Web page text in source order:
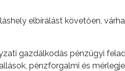
elbírálást követően,
gazdálkodás pénzügyi
pénzforgalmi és